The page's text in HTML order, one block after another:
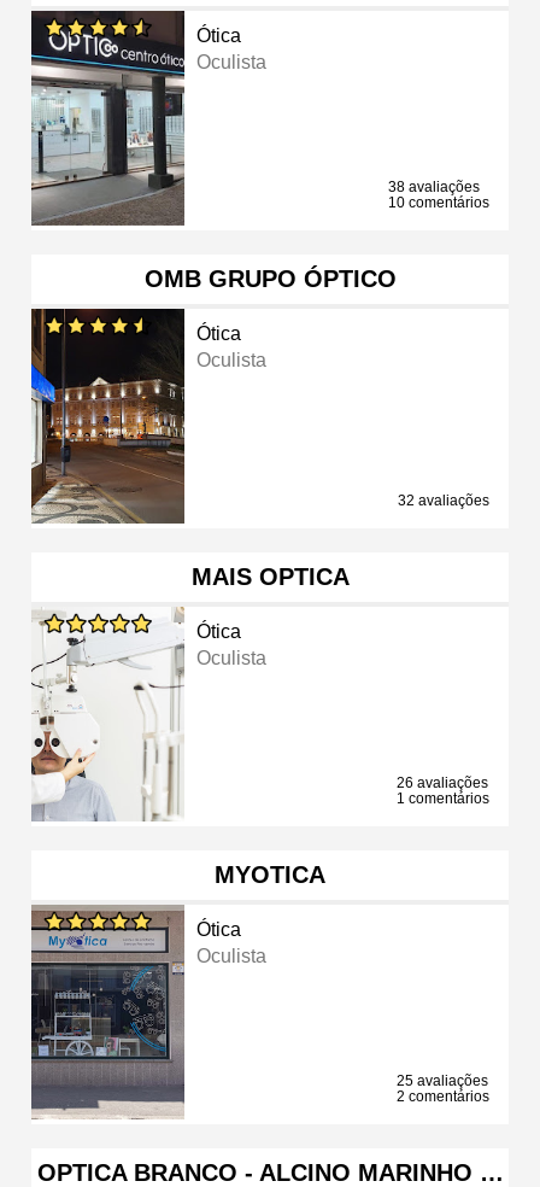
Ótica
Oculista
38 avaliações
10 comentários
OMB GRUPO ÓPTICO
Ótica
Oculista
32 avaliações
MAIS OPTICA
Ótica
Oculista
26 avaliações
1 comentários
MYOTICA
Ótica
Oculista
25 avaliações
2 comentários
OPTICA BRANCO - ALCINO MARINHO …